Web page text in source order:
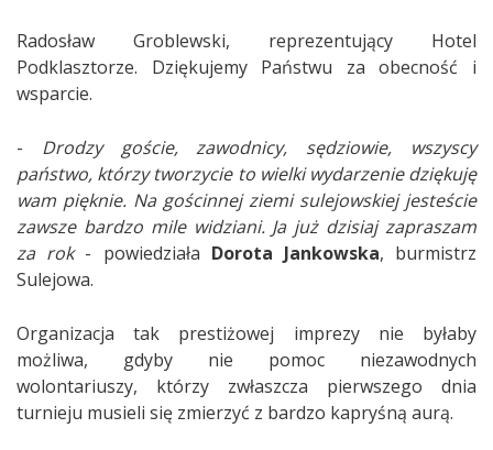
Radosław Groblewski, reprezentujący Hotel
Podklasztorze.
Dziękujemy Państwu za obecność i
wsparcie.
- Drodzy goście, zawodnicy, sędziowie, wszyscy
państwo, którzy tworzycie to wielki wydarzenie dziękuję
wam pięknie. Na gościnnej ziemi sulejowskiej jesteście
zawsze bardzo mile widziani. Ja już dzisiaj zapraszam
za rok- powiedziała Dorota Jankowska, burmistrz
Sulejowa.
Organizacja tak prestiżowej imprezy nie byłaby
możliwa, gdyby nie pomoc niezawodnych
wolontariuszy, którzy zwłaszcza pierwszego dnia
turnieju musieli się zmierzyć z bardzo kapryśną aurą.